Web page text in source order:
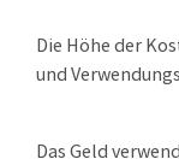
Die Höhe der
und
Das Geld